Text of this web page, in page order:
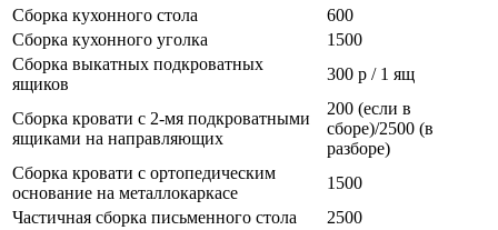
Сборка кухонного стола
600
Сборка кухонного уголка
1500
Сборка выкатных подкроватных
ящиков
300 р / 1 ящ
Сборка кровати с 2-мя подкроватными
ящиками на направляющих
200 (если в
сборе)/2500 (в
разборе)
Сборка кровати с ортопедическим
основание на металлокаркасе
1500
Частичная сборка письменного стола
2500